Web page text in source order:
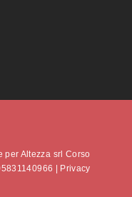
per Altezza srl Corso
|
Privacy